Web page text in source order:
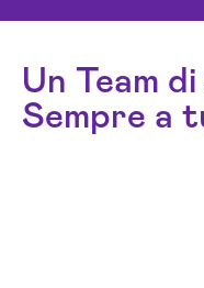
Un Team
Sempre a